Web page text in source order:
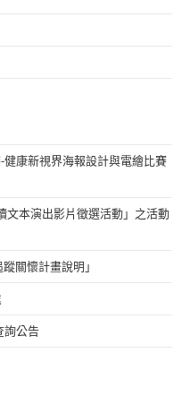
康新視界海報設計與電繪比賽
文本演出影片徵選活動」之活動
關懷計畫說明」
詢公告